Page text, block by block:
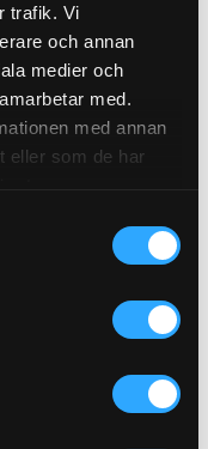
trafik. Vi
och annan
medier och
med.
med annan
eller som de har